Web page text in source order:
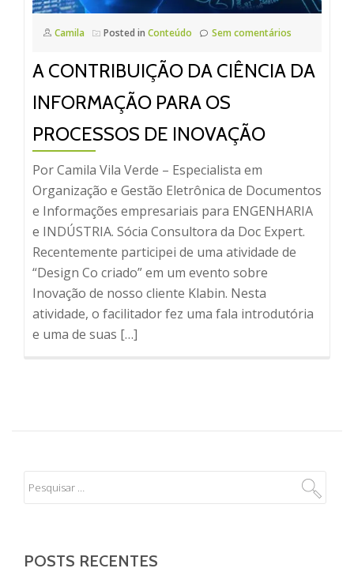
Camila Posted in Conteúdo Sem comentários
A CONTRIBUIÇÃO DA CIÊNCIA DA
INFORMAÇÃO PARA OS
PROCESSOS DE INOVAÇÃO
Por Camila Vila Verde – Especialista em
Organização e Gestão Eletrônica de Documentos
e Informações empresariais para ENGENHARIA
e INDÚSTRIA. Sócia Consultora da Doc Expert.
Recentemente participei de uma atividade de
“Design Co criado” em um evento sobre
Inovação de nosso cliente Klabin. Nesta
atividade, o facilitador fez uma fala introdutória
e uma de suas […]
POSTS RECENTES